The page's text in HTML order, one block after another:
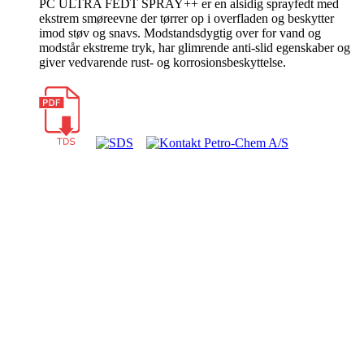
PC ULTRA FEDT SPRAY++ er en alsidig sprayfedt med
ekstrem smøreevne der tørrer op i overfladen og beskytter
imod støv og snavs. Modstandsdygtig over for vand og
modstår ekstreme tryk, har glimrende anti-slid egenskaber og
giver vedvarende rust- og korrosionsbeskyttelse.